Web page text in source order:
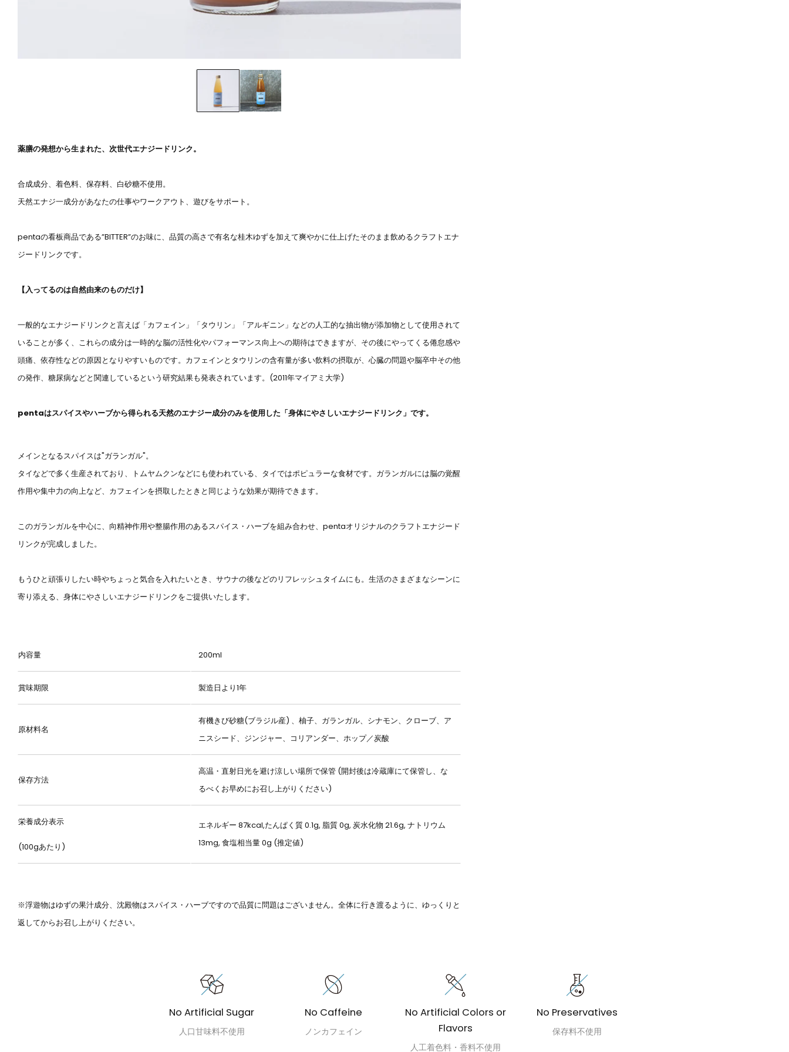
薬膳の発想から生まれた、次世代エナジードリンク。
合成成分、着色料、保存料、白砂糖不使用。
天然エナジ一成分があなたの仕事やワークアウト、遊びをサポート。
pentaの看板商品である”BITTER”のお味に、品質の高さで有名な桂木ゆずを加えて爽やかに仕上げたそのまま飲めるクラフトエナ
ジードリンクです。
【入ってるのは自然由来のものだけ】
一般的なエナジードリンクと言えば「カフェイン」「タウリン」「アルギニン」などの人工的な抽出物が添加物として使用されて
いることが多く、これらの成分は一時的な脳の活性化やパフォーマンス向上への期待はできますが、その後にやってくる倦怠感や
頭痛、依存性などの原因となりやすいものです。カフェインとタウリンの含有量が多い飲料の摂取が、心臓の問題や脳卒中その他
の発作、糖尿病などと関連しているという研究結果も発表されています。(2011年マイアミ大学)
pentaはスパイスやハーブから得られる天然のエナジー成分のみを使用した「身体にやさしいエナジードリンク」です。
メインとなるスパイスは"ガランガル"。
タイなどで多く生産されており、トムヤムクンなどにも使われている、タイではポピュラーな食材です。ガランガルには脳の覚醒
作用や集中力の向上など、カフェインを摂取したときと同じような効果が期待できます。
このガランガルを中心に、向精神作用や整腸作用のあるスパイス・ハーブを組み合わせ、pentaオリジナルのクラフトエナジード
リンクが完成しました。
もうひと頑張りしたい時やちょっと気合を入れたいとき、サウナの後などのリフレッシュタイムにも。生活のさまざまなシーンに
寄り添える、身体にやさしいエナジードリンクをご提供いたします。
内容量 200ml
賞味期限 製造日より1年
原材料名
有機きび砂糖(ブラジル産) 、柚子、ガランガル、シナモン、クローブ、ア
ニスシード、ジンジャー、コリアンダー、ホップ／炭酸
保存方法
高温・直射日光を避け涼しい場所で保管 (開封後は冷蔵庫にて保管し、な
るべくお早めにお召し上がりください)
栄養成分表示
(100gあたり)
エネルギー 87kcal,たんぱく質 0.1g, 脂質 0g, 炭水化物 21.6g, ナトリウム
13mg, 食塩相当量 0g (推定値)
※浮遊物はゆずの果汁成分、沈殿物はスパイス・ハーブですので品質に問題はございません。全体に行き渡るように、ゆっくりと
返してからお召し上がりください。
No Artificial Sugar
人口甘味料不使用
No Caffeine
ノンカフェイン
No Artificial Colors or
Flavors
人工着色料・香料不使用
No Preservatives
保存料不使用